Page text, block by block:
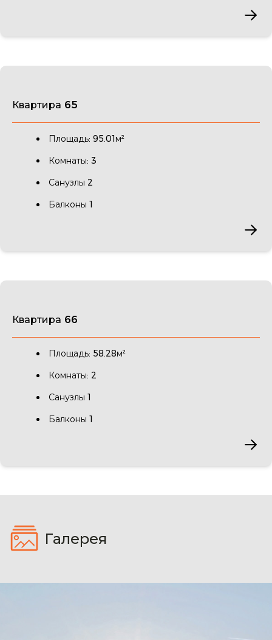
Квартира 65
Площадь: 95.01м²
Комнаты: 3
Санузлы 2
Балконы 1
Квартира 66
Площадь: 58.28м²
Комнаты: 2
Санузлы 1
Балконы 1
Галерея